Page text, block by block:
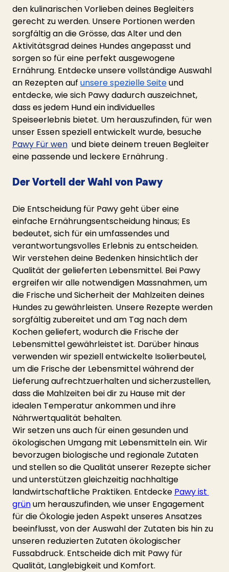
den kulinarischen Vorlieben deines Begleiters
gerecht zu werden. Unsere Portionen werden
sorgfältig an die Grösse, das Alter und den
Aktivitätsgrad deines Hundes angepasst und
sorgen so für eine perfekt ausgewogene
Ernährung. Entdecke unsere vollständige Auswahl
an Rezepten auf unsere spezielle Seite und
entdecke, wie sich Pawy dadurch auszeichnet,
dass es jedem Hund ein individuelles
Speiseerlebnis bietet. Um herauszufinden, für wen
unser Essen speziell entwickelt wurde, besuche
Pawy Für wen und biete deinem treuen Begleiter
eine passende und leckere Ernährung .
Der Vorteil der Wahl von Pawy
Die Entscheidung für Pawy geht über eine
einfache Ernährungsentscheidung hinaus; Es
bedeutet, sich für ein umfassendes und
verantwortungsvolles Erlebnis zu entscheiden.
Wir verstehen deine Bedenken hinsichtlich der
Qualität der gelieferten Lebensmittel. Bei Pawy
ergreifen wir alle notwendigen Massnahmen, um
die Frische und Sicherheit der Mahlzeiten deines
Hundes zu gewährleisten. Unsere Rezepte werden
sorgfältig zubereitet und am Tag nach dem
Kochen geliefert, wodurch die Frische der
Lebensmittel gewährleistet ist. Darüber hinaus
verwenden wir speziell entwickelte Isolierbeutel,
um die Frische der Lebensmittel während der
Lieferung aufrechtzuerhalten und sicherzustellen,
dass die Mahlzeiten bei dir zu Hause mit der
idealen Temperatur ankommen und ihre
Nährwertqualität behalten.
Wir setzen uns auch für einen gesunden und
ökologischen Umgang mit Lebensmitteln ein. Wir
bevorzugen biologische und regionale Zutaten
und stellen so die Qualität unserer Rezepte sicher
und unterstützen gleichzeitig nachhaltige
landwirtschaftliche Praktiken. Entdecke Pawy ist
grün um herauszufinden, wie unser Engagement
für die Ökologie jeden Aspekt unseres Ansatzes
beeinflusst, von der Auswahl der Zutaten bis hin zu
unseren reduzierten Zutaten ökologischer
Fussabdruck. Entscheide dich mit Pawy für
Qualität, Langlebigkeit und Komfort.